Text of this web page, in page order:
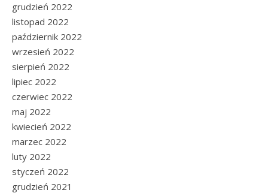
grudzień 2022
listopad 2022
październik 2022
wrzesień 2022
sierpień 2022
lipiec 2022
czerwiec 2022
maj 2022
kwiecień 2022
marzec 2022
luty 2022
styczeń 2022
grudzień 2021